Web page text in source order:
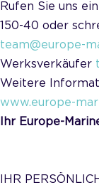
Rufen Sie uns
150-40 oder
team@europe-
Werksverkäufer
Weitere
www.europe-
Ihr Europe-
IHR